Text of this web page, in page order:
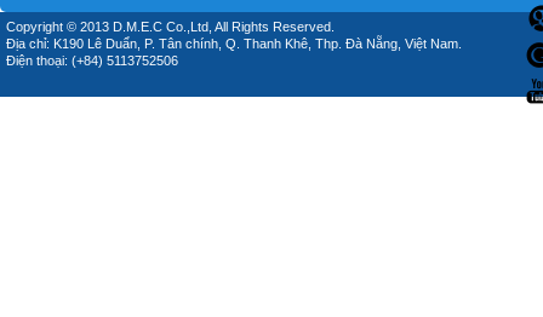
Copyright © 2013 D.M.E.C Co.,Ltd, All Rights Reserved.
Địa chỉ: K190 Lê Duẩn, P. Tân chính, Q. Thanh Khê, Thp. Đà Nẵng, Việt Nam.
Điện thoại: (+84) 5113752506